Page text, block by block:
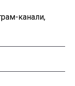
канали,